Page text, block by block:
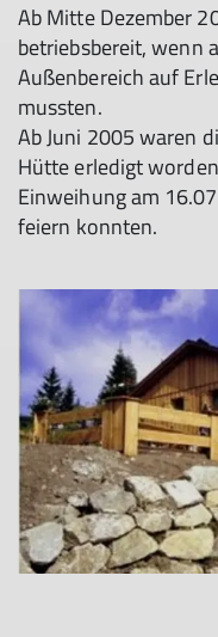
Ab Mitte Dezember
betriebsbereit, wenn
Außenbereich auf
mussten.
Ab Juni 2005 waren
Hütte erledigt
Einweihung am
feiern konnten.